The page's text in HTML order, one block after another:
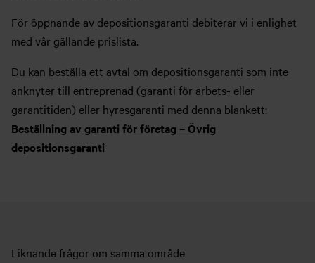
För öppnande av depositionsgaranti debiterar vi i enlighet
med vår gällande prislista.
Du kan beställa ett avtal om depositionsgaranti som inte
anknyter till entreprenad (garanti för arbets- eller
garantitiden) eller hyresgaranti med denna blankett:
Beställning av garanti för företag – Övrig
depositionsgaranti
Liknande frågor om samma område